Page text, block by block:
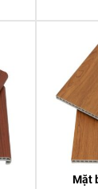
Mặt